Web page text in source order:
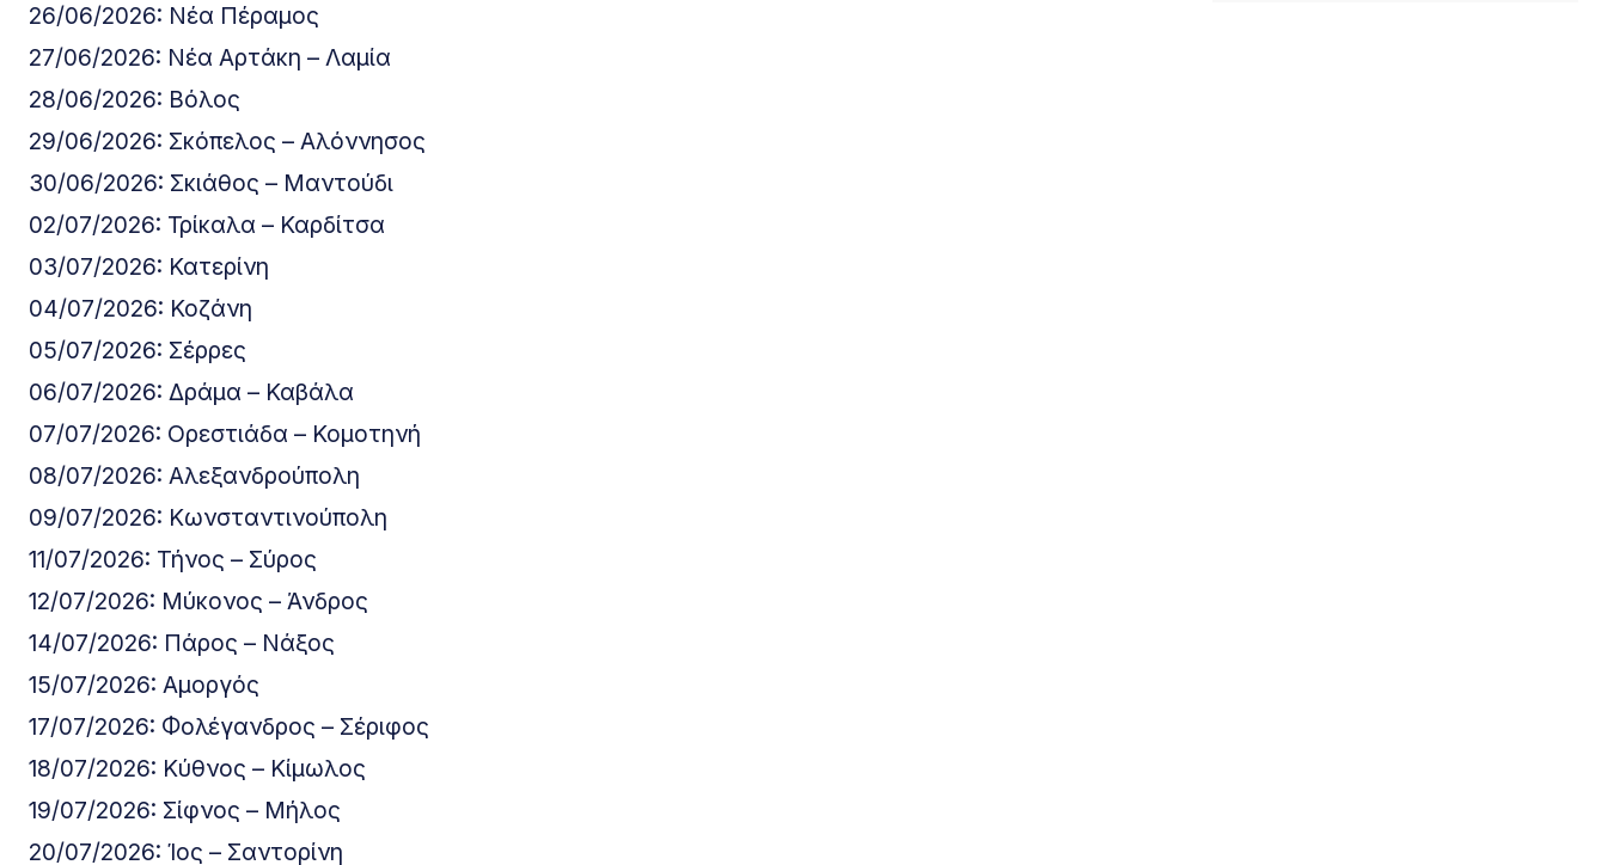
26/06/2026: Νέα Πέραμος
27/06/2026: Νέα Αρτάκη – Λαμία
28/06/2026: Βόλος
29/06/2026: Σκόπελος – Αλόννησος
30/06/2026: Σκιάθος – Μαντούδι
02/07/2026: Τρίκαλα – Καρδίτσα
03/07/2026: Κατερίνη
04/07/2026: Κοζάνη
05/07/2026: Σέρρες
06/07/2026: Δράμα – Καβάλα
07/07/2026: Ορεστιάδα – Κομοτηνή
08/07/2026: Αλεξανδρούπολη
09/07/2026: Κωνσταντινούπολη
11/07/2026: Τήνος – Σύρος
12/07/2026: Μύκονος – Άνδρος
14/07/2026: Πάρος – Νάξος
15/07/2026: Αμοργός
17/07/2026: Φολέγανδρος – Σέριφος
18/07/2026: Κύθνος – Κίμωλος
19/07/2026: Σίφνος – Μήλος
20/07/2026: Ίος – Σαντορίνη